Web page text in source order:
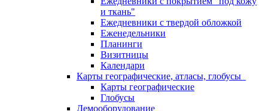
и ткань"
Ежедневники с твердой обложкой
Еженедельники
Планинги
Визитницы
Календари
Карты географические, атласы, глобусы
Карты географические
Глобусы
Демооборудование